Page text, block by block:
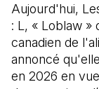
Aujourd'hui,
: L, « Loblaw »
canadien de
annoncé
en 2026 en